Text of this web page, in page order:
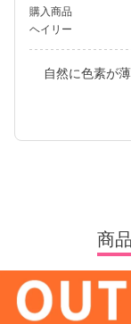
購入商品
ヘイリー
自然に色素が
商